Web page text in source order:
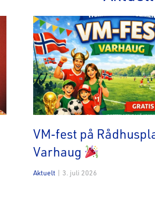
VM‑fest på
Varhaug
Aktuelt | 3. juli 2026